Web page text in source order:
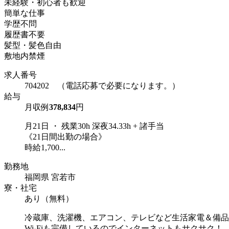
未経験・初心者も歓迎
簡単な仕事
学歴不問
履歴書不要
髪型・髪色自由
敷地内禁煙
求人番号
704202 （電話応募で必要になります。）
給与
月収例 378,834円
月21日 ・ 残業30h 深夜34.33h + 諸手当
《21日間出勤の場合》
時給1,700...
勤務地
福岡県 宮若市
寮・社宅
あり（無料）
冷蔵庫、洗濯機、エアコン、テレビなど生活家電＆備